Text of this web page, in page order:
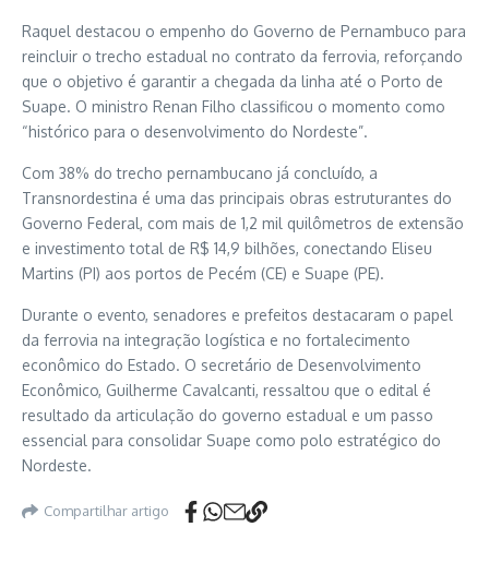
Raquel destacou o empenho do Governo de Pernambuco para
reincluir o trecho estadual no contrato da ferrovia, reforçando
que o objetivo é garantir a chegada da linha até o Porto de
Suape. O ministro Renan Filho classificou o momento como
“histórico para o desenvolvimento do Nordeste”.
Com 38% do trecho pernambucano já concluído, a
Transnordestina é uma das principais obras estruturantes do
Governo Federal, com mais de 1,2 mil quilômetros de extensão
e investimento total de R$ 14,9 bilhões, conectando Eliseu
Martins (PI) aos portos de Pecém (CE) e Suape (PE).
Durante o evento, senadores e prefeitos destacaram o papel
da ferrovia na integração logística e no fortalecimento
econômico do Estado. O secretário de Desenvolvimento
Econômico, Guilherme Cavalcanti, ressaltou que o edital é
resultado da articulação do governo estadual e um passo
essencial para consolidar Suape como polo estratégico do
Nordeste.
Compartilhar artigo